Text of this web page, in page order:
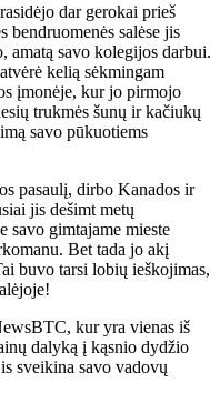
dar gerokai prieš
bendruomenės salėse jis
amatą savo kolegijos darbui.
kelią sėkmingam
įmonėje, kur jo pirmojo
trukmės šunų ir kačiukų
savo pūkuotiems
pasaulį, dirbo Kanados ir
jis dešimt metų
savo gimtajame mieste
Bet tada jo akį
buvo tarsi lobių ieškojimas,
kur yra vienas iš
dalyką į kąsnio dydžio
sveikina savo vadovų